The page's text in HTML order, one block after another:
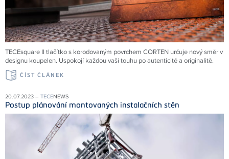
TECEsquare II tlačítko s korodovaným povrchem CORTEN určuje nový směr v
designu koupelen. Uspokojí každou vaši touhu po autenticitě a originalitě.
ČÍST ČLÁNEK
20.07.2023 – TECENEWS
Postup plánování montovaných instalačních stěn